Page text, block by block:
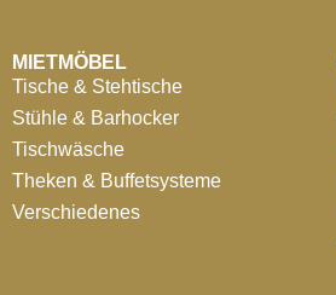
MIETMÖBEL
Tische & Stehtische
Stühle & Barhocker
Tischwäsche
Theken & Buffetsysteme
Verschiedenes